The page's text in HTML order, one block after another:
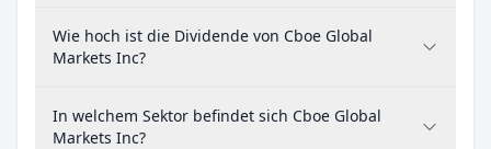
Wie hoch ist die Dividende von Cboe Global
Markets Inc?
In welchem Sektor befindet sich Cboe Global
Markets Inc?